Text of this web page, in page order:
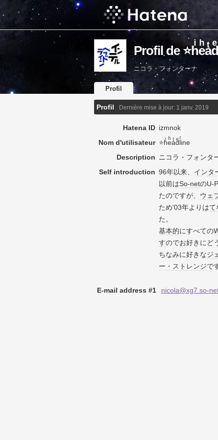
Profil de
ニコラ・フォンターナ
Profil
Profil Dernière mise à jour: 1 janv. 2019
Hatena ID izmnok
Nom d'utilisateur ⭐hͥeͪaͭdͤlͬine
Description ニコラ・フォンタ
Self introduction 96年以来、 インタ
以前はSo-netのU-
たのですが、 ウェ
ため'03年より はて
た。
基本的にすべての
すのでお好きにど
ちなみに好きなジ
ー・ストレンジで
E-mail address #1 nicola@xg7.so-